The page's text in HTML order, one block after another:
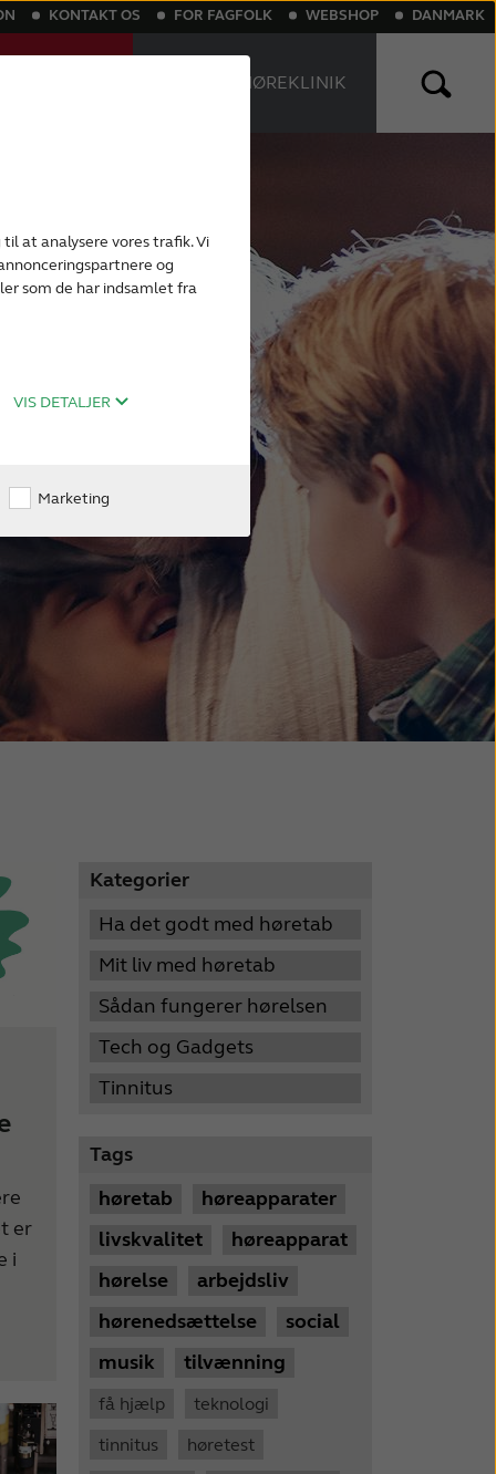
at analysere vores trafik. Vi
og
som de har indsamlet fra
VIS DETALJER
Marketing
KONTAKT OS FOR FAGFOLK WEBSHOP DANMARK
FIND EN HØREKLINIK
er
i
Kategorier
Ha det godt med høretab
Mit liv med høretab
Sådan fungerer hørelsen
Tech og Gadgets
Tinnitus
Tags
høretab
høreapparater
livskvalitet
høreapparat
hørelse
arbejdsliv
hørenedsættelse
social
musik
tilvænning
få hjælp
teknologi
tinnitus
høretest